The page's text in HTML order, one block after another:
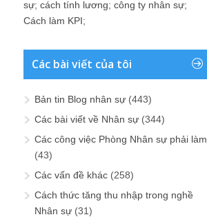
sự; cách tính lương; công ty nhân sự;
Cách làm KPI;
Các bài viết của tôi
Bản tin Blog nhân sự (443)
Các bài viết về Nhân sự (344)
Các công việc Phòng Nhân sự phải làm
(43)
Các vấn đề khác (258)
Cách thức tăng thu nhập trong nghề
Nhân sự (31)